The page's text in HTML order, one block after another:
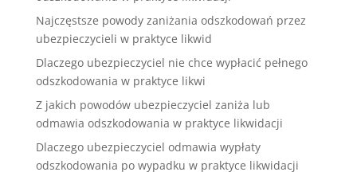
Najczęstsze powody zaniżania odszkodowań przez
ubezpieczycieli w praktyce likwid
Dlaczego ubezpieczyciel nie chce wypłacić pełnego
odszkodowania w praktyce likwi
Z jakich powodów ubezpieczyciel zaniża lub
odmawia odszkodowania w praktyce likwidacji
Dlaczego ubezpieczyciel odmawia wypłaty
odszkodowania po wypadku w praktyce likwidacji